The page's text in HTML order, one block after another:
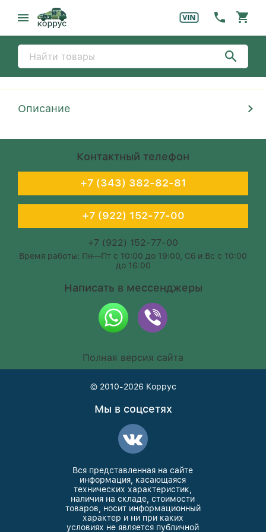
Описание
Контактный телефон
+7 (343) 382-82-81
+7 (922) 152-77-00
+7 (922) 152-77-00
Время работы: Пн—Пт с 10:00 до 19:00, Сб и Вс с 10:00
до 16:00
Написать в мессенджеры
Полная версия сайта
© 2010-2026 Коррус
Мы в соцсетях
Вся представленная на сайте
информация, касающаяся
технических характеристик,
наличия на складе, стоимости
товаров, носит информационный
характер и ни при каких
условиях не является публичной